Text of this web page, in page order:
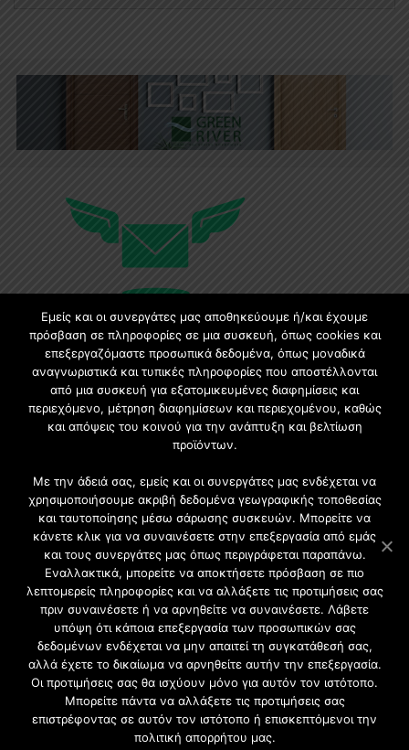
Εγγραφή στο Newsletter
Γίνετε μέλος της μεγαλύτερης διαδικτυακής κοινότητας, ειδικά
για αρχιτέκτονες, σχεδιαστές και λάτρεις της κατασκευής και
2021 CFW - All Rights Reserved
Επιχειρήσεις |
Προφίλ
Διαφήμιση
Επικοινωνία
Εμείς και οι συνεργάτες μας αποθηκεύουμε ή/και έχουμε
πρόσβαση σε πληροφορίες σε μια συσκευή, όπως cookies και
επεξεργαζόμαστε προσωπικά δεδομένα, όπως μοναδικά
αναγνωριστικά και τυπικές πληροφορίες που αποστέλλονται
από μια συσκευή για εξατομικευμένες διαφημίσεις και
περιεχόμενο, μέτρηση διαφημίσεων και περιεχομένου, καθώς
και απόψεις του κοινού για την ανάπτυξη και βελτίωση
προϊόντων.
Με την άδειά σας, εμείς και οι συνεργάτες μας ενδέχεται να
χρησιμοποιήσουμε ακριβή δεδομένα γεωγραφικής τοποθεσίας
και ταυτοποίησης μέσω σάρωσης συσκευών. Μπορείτε να
κάνετε κλικ για να συναινέσετε στην επεξεργασία από εμάς
και τους συνεργάτες μας όπως περιγράφεται παραπάνω.
Εναλλακτικά, μπορείτε να αποκτήσετε πρόσβαση σε πιο
λεπτομερείς πληροφορίες και να αλλάξετε τις προτιμήσεις σας
πριν συναινέσετε ή να αρνηθείτε να συναινέσετε. Λάβετε
υπόψη ότι κάποια επεξεργασία των προσωπικών σας
δεδομένων ενδέχεται να μην απαιτεί τη συγκατάθεσή σας,
αλλά έχετε το δικαίωμα να αρνηθείτε αυτήν την επεξεργασία.
Οι προτιμήσεις σας θα ισχύουν μόνο για αυτόν τον ιστότοπο.
Μπορείτε πάντα να αλλάξετε τις προτιμήσεις σας
επιστρέφοντας σε αυτόν τον ιστότοπο ή επισκεπτόμενοι την
πολιτική απορρήτου μας.